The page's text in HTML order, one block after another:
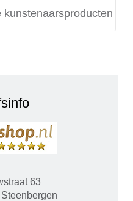
kunstenaarsproducten
63